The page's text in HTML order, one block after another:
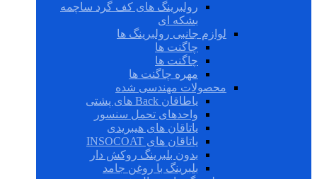
رولبرینگ های کف گرد ساچمه
بشکه ای
لوازم جانبی رولبرینگ ها
چاگنت ها
چاگنت ها
مهره چاگنت ها
محصولات مهندسی شده
یاطاقان Back های پشتی
واحدهای تحمل سنسور
یاتاقان های هیبریدی
یاتاقان های INSOCOAT
بدون بلبرینگ روکش دار
بلبرینگ با روغن جامد